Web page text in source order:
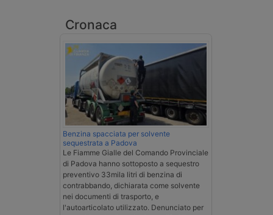
Cronaca
Benzina spacciata per solvente
sequestrata a Padova
Le Fiamme Gialle del Comando Provinciale
di Padova hanno sottoposto a sequestro
preventivo 33mila litri di benzina di
contrabbando, dichiarata come solvente
nei documenti di trasporto, e
l'autoarticolato utilizzato. Denunciato per